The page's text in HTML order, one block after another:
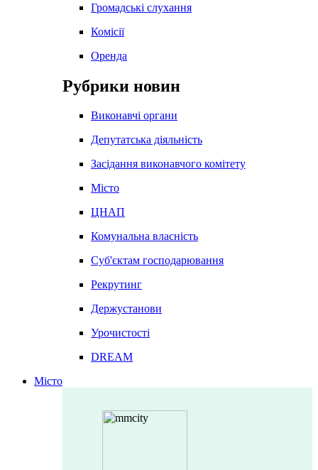
Громадські слухання
Комісії
Оренда
Рубрики новин
Виконавчі органи
Депутатська діяльність
Засідання виконавчого комітету
Місто
ЦНАП
Комунальна власність
Суб'єктам господарювання
Рекрутинг
Держустанови
Урочистості
DREAM
Місто